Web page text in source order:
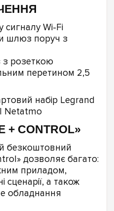
Wi-Fi
шлюз поруч з
розеткою
перетином 2,5
+ CONTROL»
безкоштовний
дозволяє багато:
приладом,
сценарії, а також
обладнання